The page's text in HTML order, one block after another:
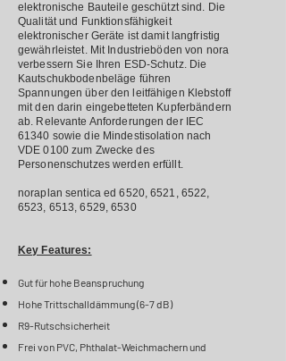
elektronische Bauteile geschützt sind. Die
Qualität und Funktionsfähigkeit
elektronischer Geräte ist damit langfristig
gewährleistet. Mit Industrieböden von nora
verbessern Sie Ihren ESD-Schutz. Die
Kautschukbodenbeläge führen
Spannungen über den leitfähigen Klebstoff
mit den darin eingebetteten Kupferbändern
ab. Relevante Anforderungen der IEC
61340 sowie die Mindestisolation nach
VDE 0100 zum Zwecke des
Personenschutzes werden erfüllt.
noraplan sentica ed 6520, 6521, 6522,
6523, 6513, 6529, 6530
Key Features:
Gut für hohe Beanspruchung
Hohe Trittschalldämmung (6-7dB)
R9-Rutschsicherheit
Frei von PVC, Phthalat-Weichmachern und